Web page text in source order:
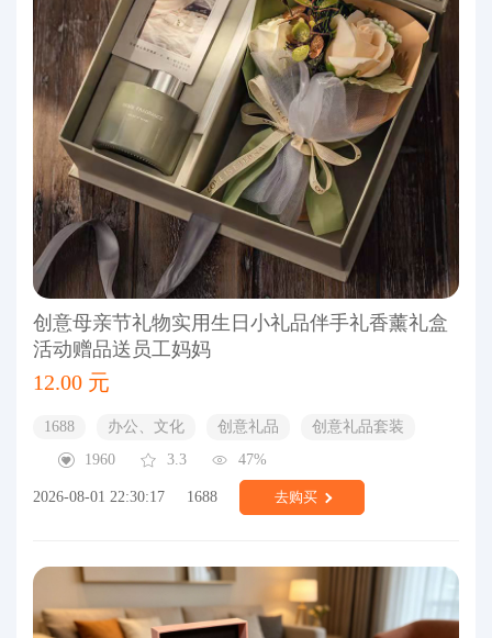
创意母亲节礼物实用生日小礼品伴手礼香薰礼盒
活动赠品送员工妈妈
12.00 元
1688 办公、文化 创意礼品
创意礼品套装
1960
3.3 47%
2026-08-01 22:30:17 1688 去购买